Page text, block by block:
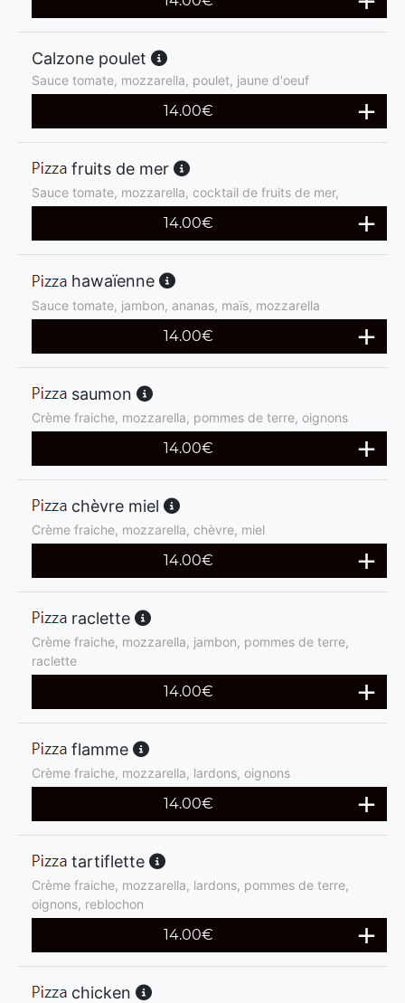
Calzone poulet
Sauce tomate, mozzarella, poulet, jaune d'oeuf
14.00€
fruits de mer
Sauce tomate, mozzarella, cocktail de fruits de mer,
14.00€
hawaïenne
Sauce tomate, jambon, ananas, maïs, mozzarella
14.00€
saumon
Crème fraiche, mozzarella, pommes de terre, oignons
14.00€
chèvre miel
Crème fraiche, mozzarella, chèvre, miel
14.00€
raclette
Crème fraiche, mozzarella, jambon, pommes de terre,
raclette
14.00€
flamme
Crème fraiche, mozzarella, lardons, oignons
14.00€
tartiflette
Crème fraiche, mozzarella, lardons, pommes de terre,
oignons, reblochon
14.00€
chicken